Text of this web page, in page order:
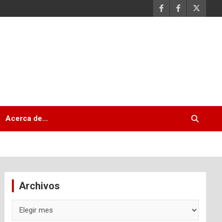
Acerca de…
Archivos